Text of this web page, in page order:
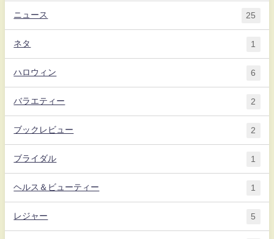
ニュース 25
ネタ 1
ハロウィン 6
バラエティー 2
ブックレビュー 2
ブライダル 1
ヘルス＆ビューティー 1
レジャー 5